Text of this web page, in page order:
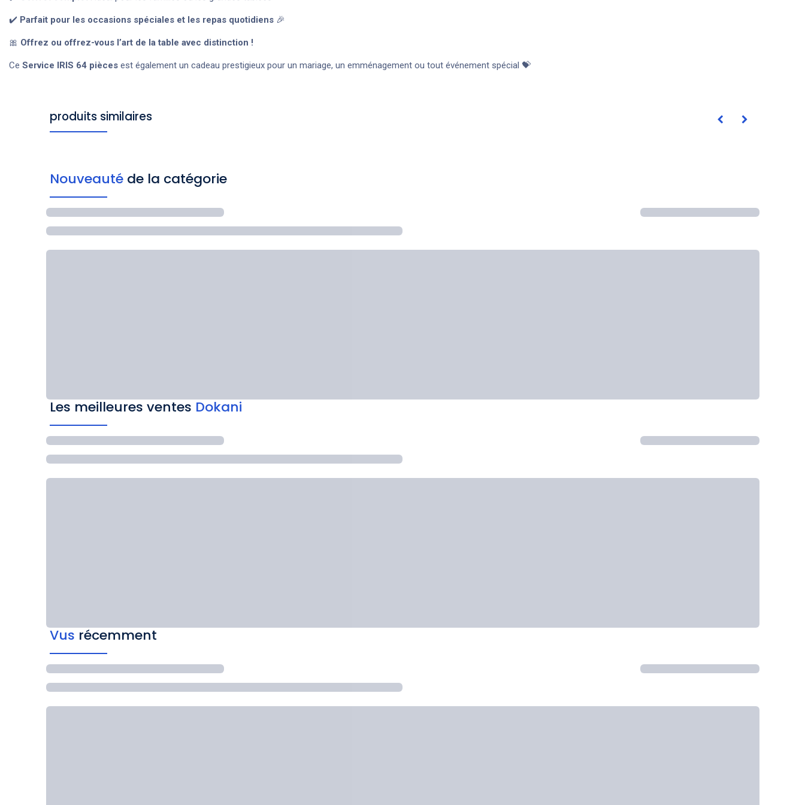
✔️ Parfait pour les occasions spéciales et les repas quotidiens 🎉
🎀 Offrez ou offrez-vous l’art de la table avec distinction !
Ce Service IRIS 64 pièces est également un cadeau prestigieux pour un mariage, un emménagement ou tout événement spécial 💝
produits similaires
Nouveauté de la catégorie
Les meilleures ventes Dokani
Vus récemment